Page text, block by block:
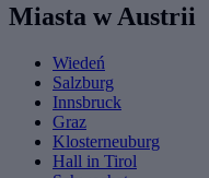
Miasta w Austrii
Wiedeń
Salzburg
Innsbruck
Graz
Klosterneuburg
Hall in Tirol